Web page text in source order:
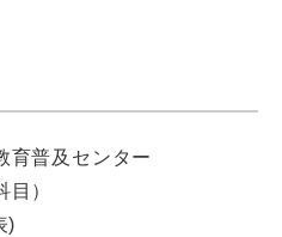
普及センター
）
)